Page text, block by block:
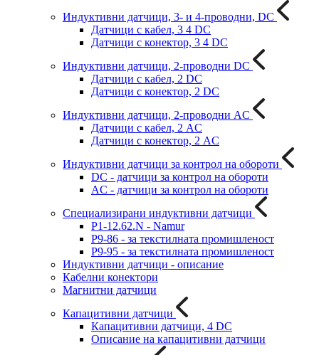
Индуктивни датчици, 3- и 4-проводни, DC
Датчици с кабел, 3 4 DC
Датчици с конектор, 3 4 DC
Индуктивни датчици, 2-проводни DC
Датчици с кабел, 2 DC
Датчици с конектор, 2 DC
Индуктивни датчици, 2-проводни AC
Датчици с кабел, 2 AC
Датчици с конектор, 2 AC
Индуктивни датчици за контрол на обороти
DC - датчици за контрол на обороти
AC - датчици за контрол на обороти
Специализирани индуктивни датчици
P1-12.62.N - Namur
P9-86 - за текстилната промишленост
P9-95 - за текстилната промишленост
Индуктивни датчици - описание
Кабелни конектори
Магнитни датчици
Капацитивни датчици
Капацитивни датчици, 4 DC
Описание на капацитивни датчици